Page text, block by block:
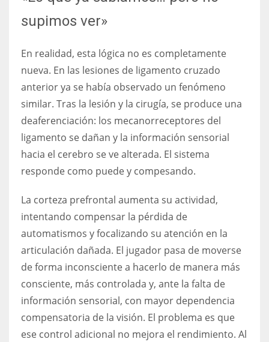
supimos ver»
En realidad, esta lógica no es completamente
nueva. En las lesiones de ligamento cruzado
anterior ya se había observado un fenómeno
similar. Tras la lesión y la cirugía, se produce una
deaferenciación: los mecanorreceptores del
ligamento se dañan y la información sensorial
hacia el cerebro se ve alterada. El sistema
responde como puede y compesando.
La corteza prefrontal aumenta su actividad,
intentando compensar la pérdida de
automatismos y focalizando su atención en la
articulación dañada. El jugador pasa de moverse
de forma inconsciente a hacerlo de manera más
consciente, más controlada y, ante la falta de
información sensorial, con mayor dependencia
compensatoria de la visión. El problema es que
ese control adicional no mejora el rendimiento. Al